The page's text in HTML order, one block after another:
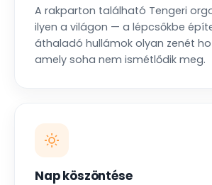
A rakparton található Tengeri
ilyen a világon — a lépcsőkbe
áthaladó hullámok olyan zenét
amely soha nem ismétlődik meg.
Nap köszöntése